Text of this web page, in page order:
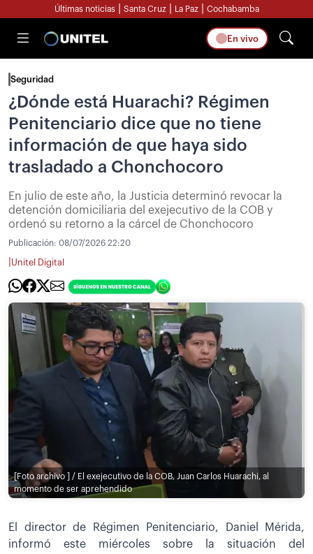
Últimas noticias Santa Cruz La Paz Cochabamba
En vivo
Seguridad
¿Dónde está Huarachi? Régimen
Penitenciario dice que no tiene
información de que haya sido
trasladado a Chonchocoro
En julio de este año, la Justicia determinó revocar la
detención domiciliaria del exejecutivo de la COB y
ordenó su retorno a la cárcel de Chonchocoro
Publicación: 08/07/2026 22:20
Unitel Digital
[Foto archivo ] / El exejecutivo de la COB, Juan Carlos Huarachi, al
momento de ser aprehendido
El director de Régimen Penitenciario, Daniel Mérida,
informó este miércoles sobre la situación del